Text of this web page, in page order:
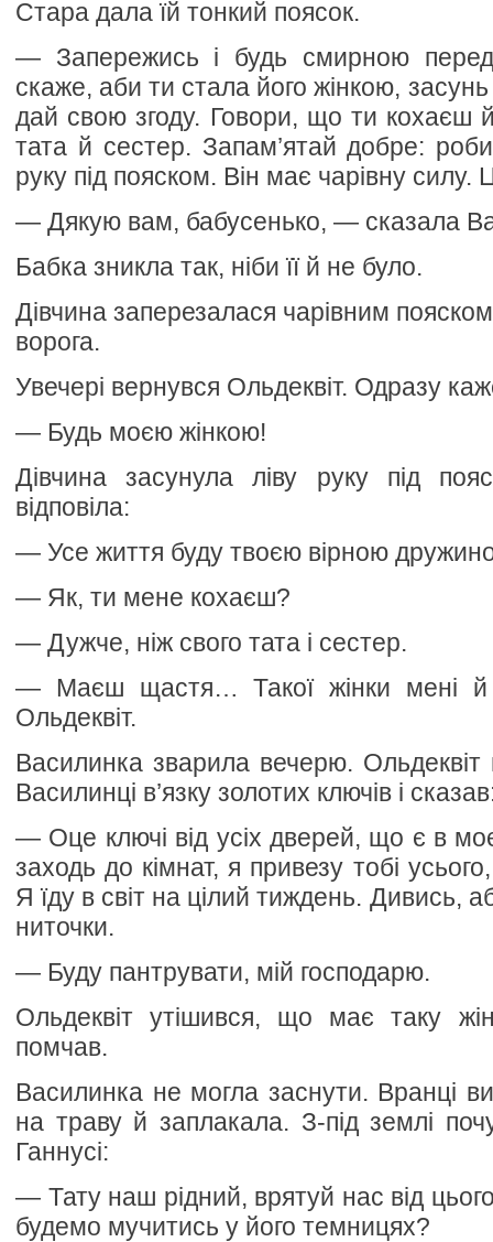
Стара дала їй тонкий поясок.
— Запережись і будь смирною
скаже, аби ти стала його жінкою, засунь
дай свою згоду. Говори, що ти кохаєш
тата й сестер. Запам’ятай добре:
руку під пояском. Він має чарівну
— Дякую вам, бабусенько, — сказала
Бабка зникла так, ніби її й не було.
Дівчина заперезалася чарівним
ворога.
Увечері вернувся Ольдеквіт. Одразу
— Будь моєю жінкою!
Дівчина засунула ліву руку під
відповіла:
— Усе життя буду твоєю вірною
— Як, ти мене кохаєш?
— Дужче, ніж свого тата і сестер.
— Маєш щастя… Такої жінки мені й
Ольдеквіт.
Василинка зварила вечерю. Ольдеквіт
Василинці в’язку золотих ключів і
— Оце ключі від усіх дверей, що є в
заходь до кімнат, я привезу тобі
Я їду в світ на цілий тиждень. Дивись,
ниточки.
— Буду пантрувати, мій господарю.
Ольдеквіт утішився, що має таку
помчав.
Василинка не могла заснути. Вранці
на траву й заплакала. З-під землі
Ганнусі:
— Тату наш рідний, врятуй нас від
будемо мучитись у його темницях?